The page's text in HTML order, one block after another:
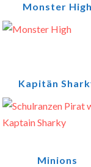
Monster
Kapitän
Minions